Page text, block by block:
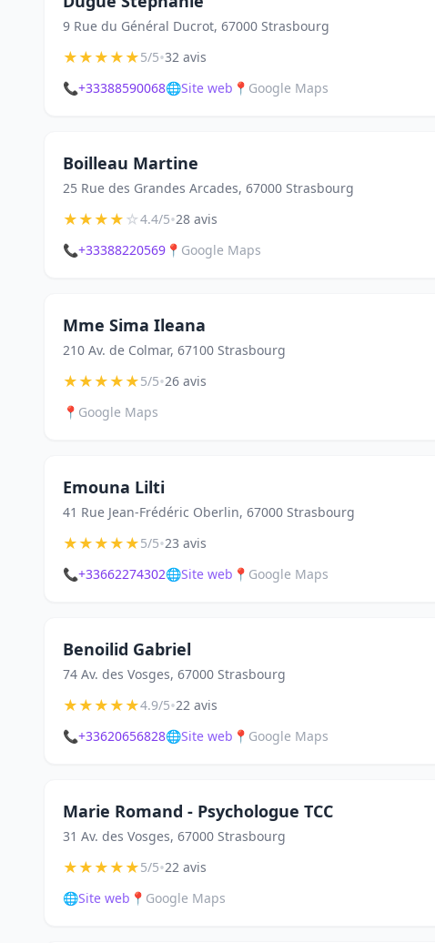
9 Rue du Général Ducrot, 67000 Strasbourg
★★★★★5/5•32 avis
📞+33388590068🌐Site web 📍 Google Maps
Boilleau Martine
25 Rue des Grandes Arcades, 67000 Strasbourg
★★★★☆4.4/5•28 avis
📞+33388220569 📍 Google Maps
Mme Sima Ileana
210 Av. de Colmar, 67100 Strasbourg
★★★★★5/5•26 avis
📍 Google Maps
Emouna Lilti
41 Rue Jean-Frédéric Oberlin, 67000 Strasbourg
★★★★★5/5•23 avis
📞+33662274302🌐Site web 📍 Google Maps
Benoilid Gabriel
74 Av. des Vosges, 67000 Strasbourg
★★★★★4.9/5•22 avis
📞+33620656828🌐Site web 📍 Google Maps
Marie Romand - Psychologue TCC
31 Av. des Vosges, 67000 Strasbourg
★★★★★5/5•22 avis
🌐Site web 📍 Google Maps